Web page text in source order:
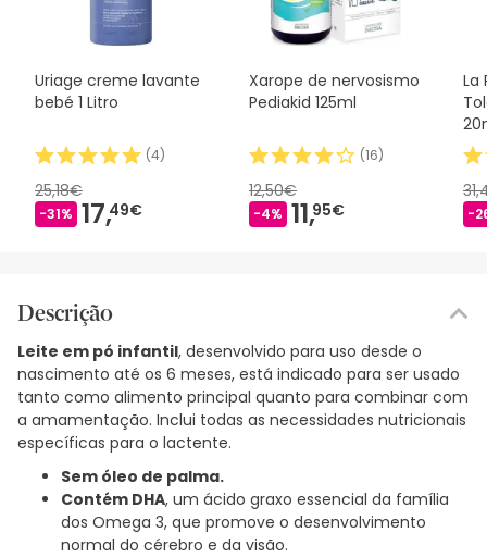
Uriage creme lavante
bebé 1 Litro
(4)
25,18€
-31% 17,49€
Xarope de nervosismo
Pediakid 125ml
(16)
12,50€
-4% 11,95€
La
-
Descrição
Leite em pó infantil, desenvolvido para uso desde o
nascimento até os 6 meses, está indicado para ser usado
tanto como alimento principal quanto para combinar com
a amamentação. Inclui todas as necessidades nutricionais
específicas para o lactente.
Sem óleo de palma.
Contém DHA, um ácido graxo essencial da família
dos Omega 3, que promove o desenvolvimento
normal do cérebro e da visão.